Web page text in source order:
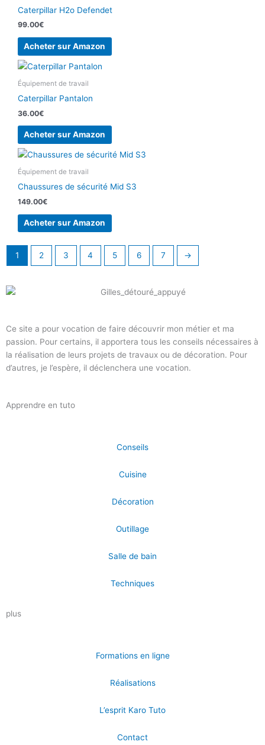
Caterpillar H2o Defendet
99.00€
Acheter sur Amazon
Équipement de travail
Caterpillar Pantalon
36.00€
Acheter sur Amazon
Équipement de travail
Chaussures de sécurité Mid S3
149.00€
Acheter sur Amazon
1 2 3 4 5 6 7 →
Ce site a pour vocation de faire découvrir mon métier et ma
passion. Pour certains, il apportera tous les conseils nécessaires à
la réalisation de leurs projets de travaux ou de décoration. Pour
d’autres, je l’espère, il déclenchera une vocation.
Apprendre en tuto
Conseils
Cuisine
Décoration
Outillage
Salle de bain
Techniques
plus
Formations en ligne
Réalisations
L’esprit Karo Tuto
Contact